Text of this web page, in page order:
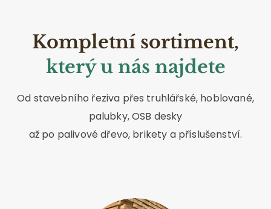
Kompletní sortiment,
který u nás najdete
Od stavebního řeziva přes truhlářské, hoblované,
palubky, OSB desky
až po palivové dřevo, brikety a příslušenství.